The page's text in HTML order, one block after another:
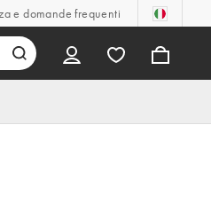
e domande frequenti